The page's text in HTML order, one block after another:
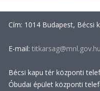
Cím: 1014 Budapest, Bécsi
E-mail: titkarsag@mnl.gov.hu
Bécsi kapu tér központi
Óbudai épület központi